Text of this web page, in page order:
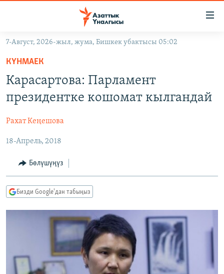
Навигацияга
өтүңүз
Издөөгө
салыңызКЫРГЫЗСТАН
ЭКОНОМИКА
МАДАНИЯТ
ДҮЙНӨ
БОРБОР АЗИЯ
УКРАИНА
АТАЙЫН ИЛИКТӨӨ
ТВ ПРОГРАММАЛАР
БҮГҮН АЗАТТЫКТА
БИЗ ЖАНА ДҮЙНӨ
ЫҢГАЙСЫЗ СУРООЛОР
ПОДКАСТ
ӨЗГӨЧӨ ПИКИР
7-Август, 2026-жыл, жума, Бишкек убактысы 05:02
КҮНМАЕК
Карасартова: Парламент
президентке кошомат кылгандай
Рахат Кеңешова
18-Апрель, 2018
Бөлүшүңүз
Бизди Google'дан табыңыз